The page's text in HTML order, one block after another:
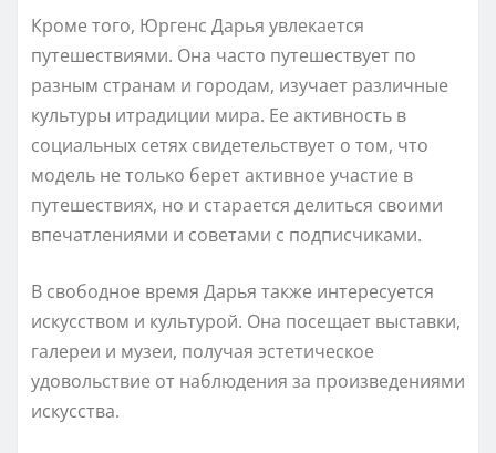
Кроме того, Юргенс Дарья увлекается
путешествиями. Она часто путешествует по
разным странам и городам, изучает различные
культуры итрадиции мира. Ее активность в
социальных сетях свидетельствует о том, что
модель не только берет активное участие в
путешествиях, но и старается делиться своими
впечатлениями и советами с подписчиками.
В свободное время Дарья также интересуется
искусством и культурой. Она посещает выставки,
галереи и музеи, получая эстетическое
удовольствие от наблюдения за произведениями
искусства.